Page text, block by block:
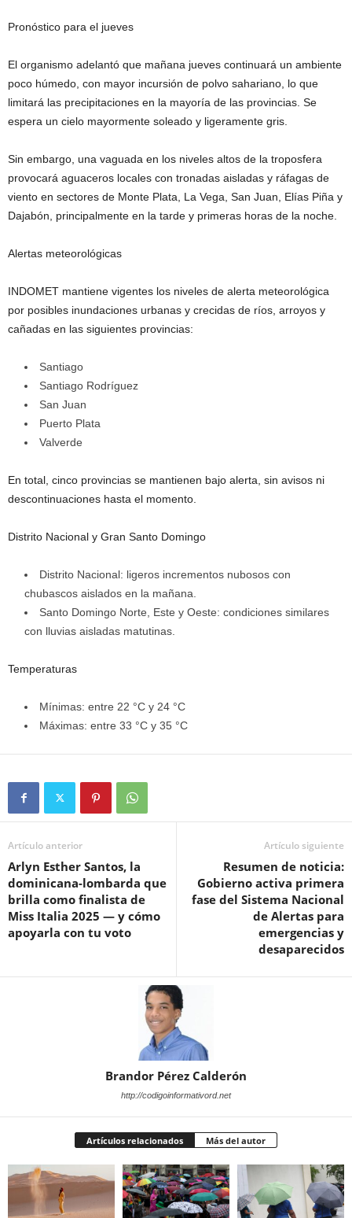
Pronóstico para el jueves
El organismo adelantó que mañana jueves continuará un ambiente
poco húmedo, con mayor incursión de polvo sahariano, lo que
limitará las precipitaciones en la mayoría de las provincias. Se
espera un cielo mayormente soleado y ligeramente gris.
Sin embargo, una vaguada en los niveles altos de la troposfera
provocará aguaceros locales con tronadas aisladas y ráfagas de
viento en sectores de Monte Plata, La Vega, San Juan, Elías Piña y
Dajabón, principalmente en la tarde y primeras horas de la noche.
Alertas meteorológicas
INDOMET mantiene vigentes los niveles de alerta meteorológica
por posibles inundaciones urbanas y crecidas de ríos, arroyos y
cañadas en las siguientes provincias:
Santiago
Santiago Rodríguez
San Juan
Puerto Plata
Valverde
En total, cinco provincias se mantienen bajo alerta, sin avisos ni
descontinuaciones hasta el momento.
Distrito Nacional y Gran Santo Domingo
Distrito Nacional: ligeros incrementos nubosos con
chubascos aislados en la mañana.
Santo Domingo Norte, Este y Oeste: condiciones similares
con lluvias aisladas matutinas.
Temperaturas
Mínimas: entre 22 °C y 24 °C
Máximas: entre 33 °C y 35 °C
Artículo anterior
Arlyn Esther Santos, la
dominicana-lombarda que
brilla como finalista de
Miss Italia 2025 — y cómo
apoyarla con tu voto
Artículo siguiente
Resumen de noticia:
Gobierno activa primera
fase del Sistema Nacional
de Alertas para
emergencias y
desaparecidos
Brandor Pérez Calderón
http://codigoinformativord.net
Artículos relacionados Más del autor